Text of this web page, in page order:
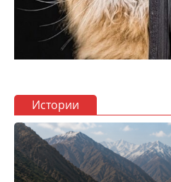
Истории